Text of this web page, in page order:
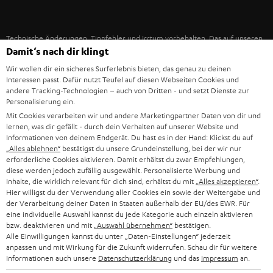
NACHHALTIGKEIT
UNSERE WERTE
BILDUNGSRABATT
BARRIEREFREIHEIT
USA
WEITERE LÄNDER
Technische Änderungen, Tippfehler und Irrtum vorbehalten. Das auf unseren
Fotos abgebildete Zubehör ist nicht im Lieferumfang enthalten. Etwaige
©2026 Lautsprecher Teufel GmbH - All rights reserved.
Impressum AGB Datenschutz Daten-Einstellungen
EU Data Act
Vertrag widerrufen
Damit‘s nach dir klingt
Wir wollen dir ein sicheres Surferlebnis bieten, das genau zu deinen
Interessen passt. Dafür nutzt Teufel auf diesen Webseiten Cookies und
andere Tracking-Technologien – auch von Dritten - und setzt Dienste zur
Personalisierung ein.
Mit Cookies verarbeiten wir und andere Marketingpartner Daten von dir und
lernen, was dir gefällt - durch dein Verhalten auf unserer Website und
Informationen von deinem Endgerät. Du hast es in der Hand: Klickst du auf
„Alles ablehnen“ bestätigst du unsere Grundeinstellung, bei der wir nur
erforderliche Cookies aktivieren. Damit erhältst du zwar Empfehlungen,
diese werden jedoch zufällig ausgewählt. Personalisierte Werbung und
Inhalte, die wirklich relevant für dich sind, erhältst du mit „Alles akzeptieren“.
Hier willigst du der Verwendung aller Cookies ein sowie der Weitergabe und
der Verarbeitung deiner Daten in Staaten außerhalb der EU/des EWR. Für
eine individuelle Auswahl kannst du jede Kategorie auch einzeln aktivieren
bzw. deaktivieren und mit „Auswahl übernehmen“ bestätigen.
Alle Einwilligungen kannst du unter „Daten-Einstellungen“ jederzeit
anpassen und mit Wirkung für die Zukunft widerrufen. Schau dir für weitere
Informationen auch unsere Datenschutzerklärung und das Impressum an.